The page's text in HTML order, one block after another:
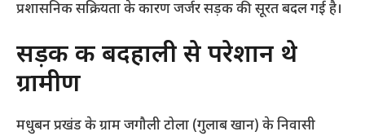
प्रशासनिक सक्रियता के कारण जर्जर सड़क की सूरत बदल गई है।
​सड़क की बदहाली से परेशान थे
ग्रामीण
​मधुबन प्रखंड के ग्राम जगौली टोला (गुलाब खान) के निवासी